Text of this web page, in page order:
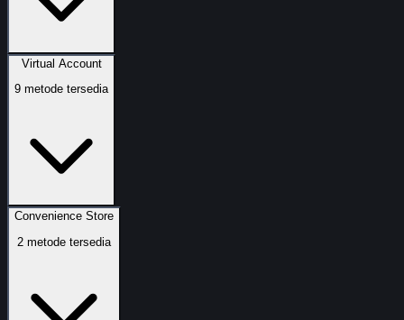
Virtual Account
9 metode tersedia
Convenience Store
2 metode tersedia